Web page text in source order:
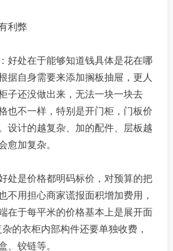
利弊
好处在于能够知道钱具体是花在哪
据自身需要来添加搁板抽屉，更人
子还没做出来，无法一块一块去
也不一样，特别是开门柜，门板价
设计的越复杂、加的配件、层板越
愈加复杂。
处是价格都明码标价，对预算的把
不用担心商家谎报面积增加费用，
在于每平米的价格基本上是展开面
的衣柜内部构件还要单独收费，
、铰链等。